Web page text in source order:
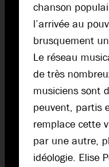
chanson
l’arrivée au
brusquement
Le réseau
de très
musiciens sont
peuvent, partis
remplace cette
par une autre,
idéologie. Elise